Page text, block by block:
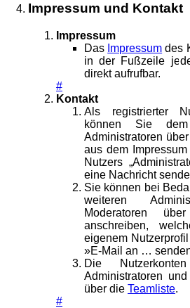
Impressum und Kontakt
Impressum
Das Impressum des
in der Fußzeile
direkt aufrufbar.
#
Kontakt
Als registrierter
können Sie
Administratoren
aus dem
Nutzers
eine Nachricht
Sie können bei
weiteren
Moderatoren
anschreiben,
eigenem
»E-Mail an …
Die
Administratoren
über die Teamliste.
#